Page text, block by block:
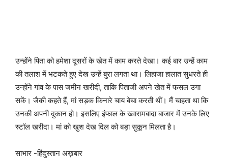
उन्होंने पिता को हमेशा दूसरों के खेत में काम करते देखा। कई बार उन्हें काम
की तलाश में भटकते हुए देख उन्हें बुरा लगता था। लिहाजा हालात सुधरते ही
उन्होंने गांव के पास जमीन खरीदी, ताकि पिताजी अपने खेत में फसल उगा
सकें। जैकी कहते हैं, मां सड़क किनारे चाय बेचा करती थीं। मैं चाहता था कि
उनकी अपनी दुकान हो। इसलिए इंफाल के ख्वारामबादा बाजार में उनके लिए
स्टॉल खरीदा। मां को खुश देख दिल को बड़ा सुकून मिलता है।
साभार -हिंदुस्तान अख़बार